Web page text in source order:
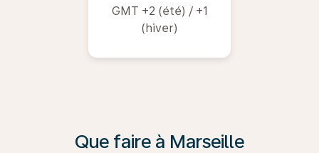
GMT +2 (été) / +1
(hiver)
Que faire à Marseille